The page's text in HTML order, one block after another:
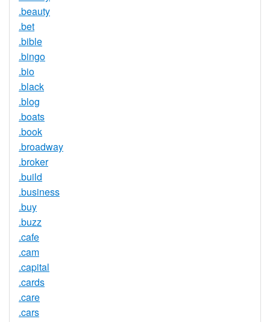
.beauty
.bet
.bible
.bingo
.bio
.black
.blog
.boats
.book
.broadway
.broker
.build
.business
.buy
.buzz
.cafe
.cam
.capital
.cards
.care
.cars